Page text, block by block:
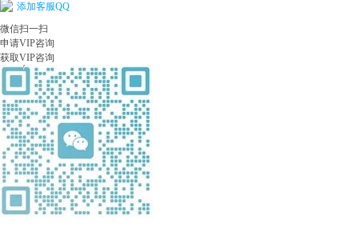
添加客服QQ
微信扫一扫
申请VIP咨询
获取VIP咨询